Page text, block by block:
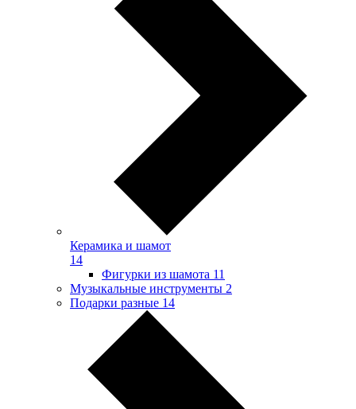
Керамика и шамот
14
Фигурки из шамота 11
Музыкальные инструменты 2
Подарки разные 14